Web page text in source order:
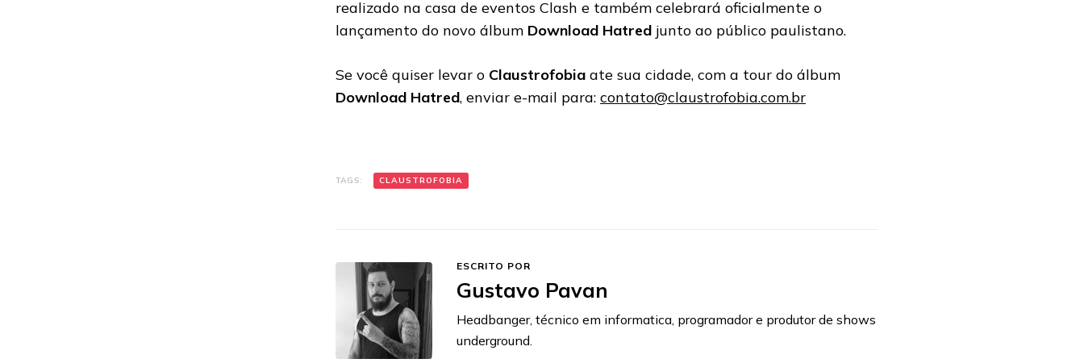
realizado na casa de eventos Clash e também celebrará oficialmente o
lançamento do novo álbum Download Hatred junto ao público paulistano.
Se você quiser levar o Claustrofobia ate sua cidade, com a tour do álbum
Download Hatred, enviar e-mail para: contato@claustrofobia.com.br
TAGS: CLAUSTROFOBIA
ESCRITO POR
Gustavo Pavan
Headbanger, técnico em informatica, programador e produtor de shows
underground.